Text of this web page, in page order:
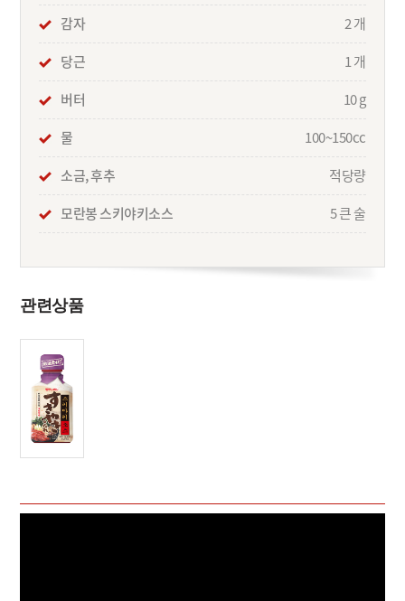
감자
2 개
당근
1 개
버터
10 g
물
100~150cc
소금, 후추
적당량
모란봉 스키야키소스
5 큰 술
관련상품